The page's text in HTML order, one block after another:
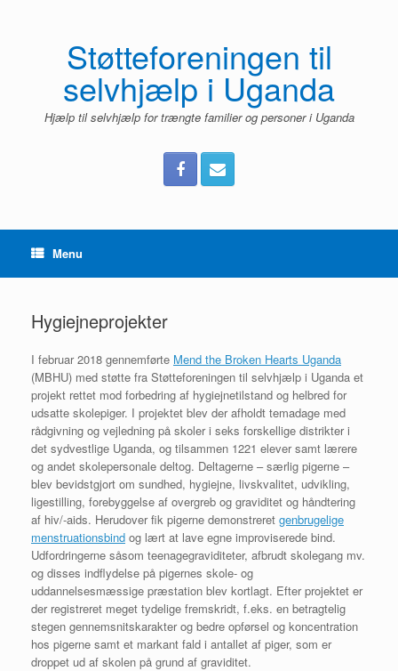
Støtteforeningen til
selvhjælp i Uganda
Hjælp til selvhjælp for trængte familier og personer i Uganda
Menu
Hygiejneprojekter
I februar 2018 gennemførte Mend the Broken Hearts Uganda
(MBHU) med støtte fra Støtteforeningen til selvhjælp i Uganda et
projekt rettet mod forbedring af hygiejnetilstand og helbred for
udsatte skolepiger. I projektet blev der afholdt temadage med
rådgivning og vejledning på skoler i seks forskellige distrikter i
det sydvestlige Uganda, og tilsammen 1221 elever samt lærere
og andet skolepersonale deltog. Deltagerne – særlig pigerne –
blev bevidstgjort om sundhed, hygiejne, livskvalitet, udvikling,
ligestilling, forebyggelse af overgreb og graviditet og håndtering
af hiv/-aids. Herudover fik pigerne demonstreret genbrugelige
menstruationsbind og lært at lave egne improviserede bind.
Udfordringerne såsom teenagegraviditeter, afbrudt skolegang mv.
og disses indflydelse på pigernes skole- og
uddannelsesmæssige præstation blev kortlagt. Efter projektet er
der registreret meget tydelige fremskridt, f.eks. en betragtelig
stegen gennemsnitskarakter og bedre opførsel og koncentration
hos pigerne samt et markant fald i antallet af piger, som er
droppet ud af skolen på grund af graviditet.